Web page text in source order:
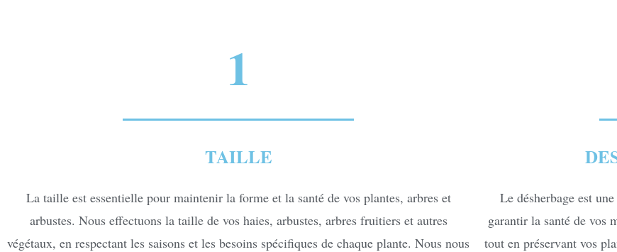
1
TAILLE
La taille est essentielle pour maintenir la forme et la santé de vos plantes, arbres et
arbustes. Nous effectuons la taille de vos haies, arbustes, arbres fruitiers et autres
végétaux, en respectant les saisons et les besoins spécifiques de chaque plante. Nous nous
Le désherbage est
garantir la santé de vos
tout en préservant vos